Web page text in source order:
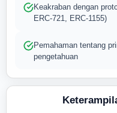
Keakraban dengan
ERC-721, ERC-1155)
Pemahaman tentang
pengetahuan